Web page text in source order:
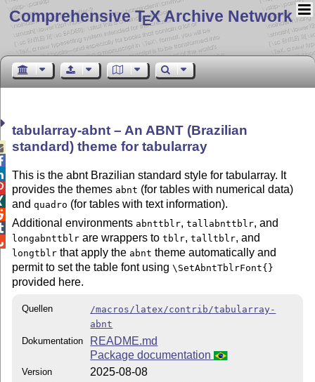
Comprehensive TEX Archive Network
tabularray-abnt – An ABNT (Brazilian
standard) theme for tabularray
This is the abnt Brazilian standard style for tabularray. It
provides the themes abnt (for tables with numerical data)
andquadro (for tables with text information).
Additional environments abnttblr,tallabnttblr, and
longabnttblr are wrappers totblr,talltblr, and
longtblr that apply the abnt theme automatically and
permit to set the table font using\SetAbntTblrFont{}
provided here.
Quellen
/macros/latex/contrib/tabularray-
abnt
Dokumentation
README.md
Package documentation
Version 2025-08-08